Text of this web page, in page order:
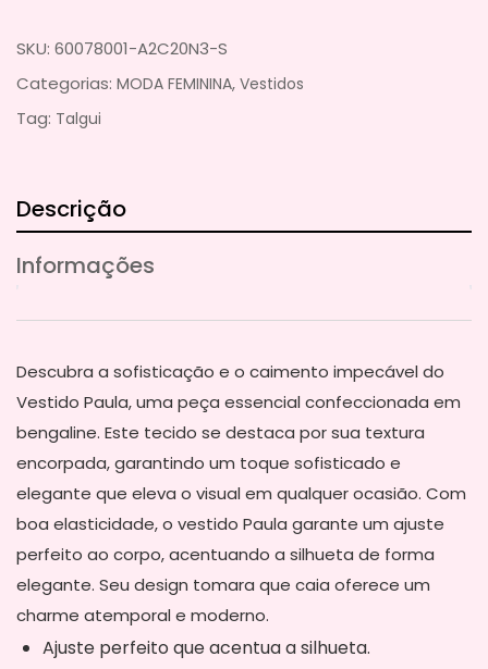
SKU: 60078001-A2C20N3-S
Categorias: MODA FEMININA, Vestidos
Tag: Talgui
Descrição
Informações
Descubra a sofisticação e o caimento impecável do
Vestido Paula, uma peça essencial confeccionada em
bengaline. Este tecido se destaca por sua textura
encorpada, garantindo um toque sofisticado e
elegante que eleva o visual em qualquer ocasião. Com
boa elasticidade, o vestido Paula garante um ajuste
perfeito ao corpo, acentuando a silhueta de forma
elegante. Seu design tomara que caia oferece um
charme atemporal e moderno.
Ajuste perfeito que acentua a silhueta.